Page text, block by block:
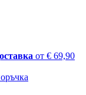
от € 69,90